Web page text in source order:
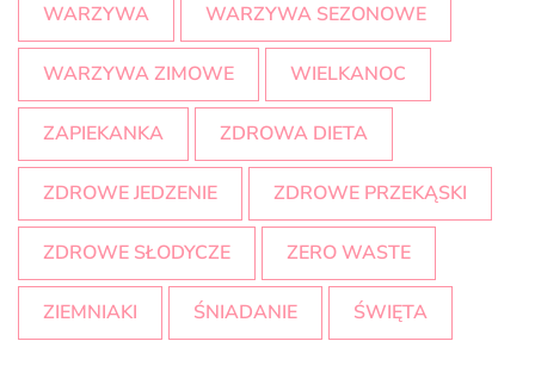
WARZYWA WARZYWA SEZONOWE
WARZYWA ZIMOWE WIELKANOC
ZAPIEKANKA ZDROWA DIETA
ZDROWE JEDZENIE ZDROWE PRZEKĄSKI
ZDROWE SŁODYCZE ZERO WASTE
ZIEMNIAKI ŚNIADANIE ŚWIĘTA